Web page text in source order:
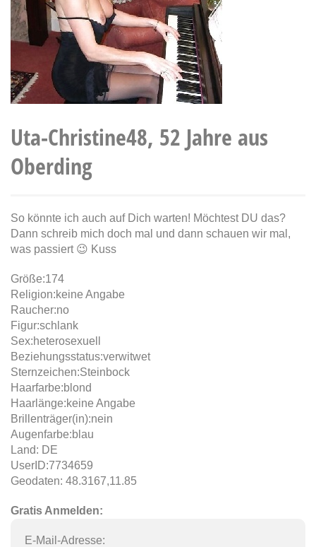
Uta-Christine48, 52 Jahre aus
Oberding
So könnte ich auch auf Dich warten! Möchtest DU das?
Dann schreib mich doch mal und dann schauen wir mal,
was passiert 😉 Kuss
Größe:174
Religion:keine Angabe
Raucher:no
Figur:schlank
Sex:heterosexuell
Beziehungsstatus:verwitwet
Sternzeichen:Steinbock
Haarfarbe:blond
Haarlänge:keine Angabe
Brillenträger(in):nein
Augenfarbe:blau
Land: DE
UserID:7734659
Geodaten: 48.3167,11.85
Gratis Anmelden:
E-Mail-Adresse: